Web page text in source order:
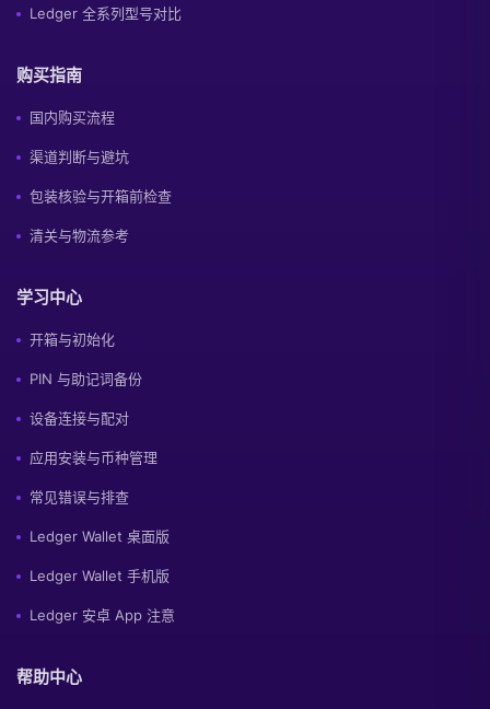
Ledger 全系列型号对比
购买指南
国内购买流程
渠道判断与避坑
包装核验与开箱前检查
清关与物流参考
学习中心
开箱与初始化
PIN 与助记词备份
设备连接与配对
应用安装与币种管理
常见错误与排查
Ledger Wallet 桌面版
Ledger Wallet 手机版
Ledger 安卓 App 注意
帮助中心